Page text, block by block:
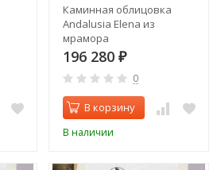
Каминная облицовка
Andalusia Elena из
мрамора
196 280 ₽
0
В корзину
В наличии